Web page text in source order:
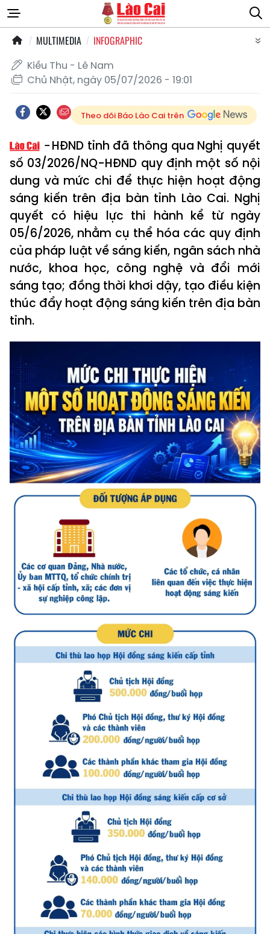
MULTIMEDIA INFOGRAPHIC
Kiều Thu - Lê Nam
Chủ Nhật, ngày 05/07/2026 - 19:01
Theo dõi Báo Lào Cai trên
HĐND tỉnh đã thông qua Nghị quyết
số 03/2026/NQ-HĐND quy định một số nội
dung và mức chi để thực hiện hoạt động
sáng kiến trên địa bàn tỉnh Lào Cai. Nghị
quyết có hiệu lực thi hành kể từ ngày
05/6/2026, nhằm cụ thể hóa các quy định
của pháp luật về sáng kiến, ngân sách nhà
nước, khoa học, công nghệ và đổi mới
sáng tạo; đồng thời khơi dậy, tạo điều kiện
thúc đẩy hoạt động sáng kiến trên địa bàn
tỉnh.